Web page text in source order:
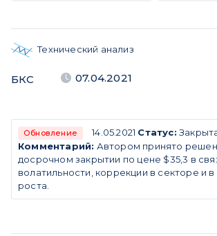
Технический анализ
БКС 07.04.2021
Обновление 14.05.2021 Статус:
Комментарий: Автором принято
досрочном закрытии по цене $35,3 в
волатильности, коррекции в секторе и
роста.